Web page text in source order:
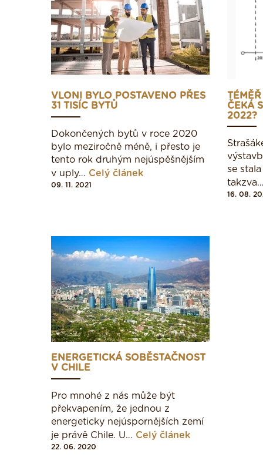
VLONI BYLO POSTAVENO PŘES
31 TISÍC BYTŮ
Dokončených bytů v roce 2020
bylo meziročně méně, i přesto je
tento rok druhým nejúspěšnějším
v uply… Celý článek
09. 11. 2021
ČEKÁ
2022?
se
takzva…
16. 08.
ENERGETICKÁ SOBĚSTAČNOST
V CHILE
Pro mnohé z nás může být
překvapením, že jednou z
energeticky nejúspornějších zemí
je právě Chile. U… Celý článek
22. 06. 2020